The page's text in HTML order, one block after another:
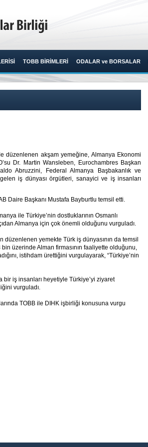
TOBB BİRİMLERİ ODALAR ve BORSALAR
düzenlenen akşam yemeğine, Almanya Ekonomi
Dr. Martin Wansleben, Eurochambres Başkan
Abruzzini, Federal Almanya Başbakanlık ve
iş dünyası örgütleri, sanayici ve iş insanları
Daire Başkanı Mustafa Bayburtlu temsil etti.
ile Türkiye’nin dostluklarının Osmanlı
Almanya için çok önemli olduğunu vurguladı.
yemekte Türk iş dünyasının da temsil
üzerinde Alman firmasının faaliyette olduğunu,
istihdam ürettiğini vurgulayarak, “Türkiye’nin
bir iş insanları heyetiyle Türkiye’yi ziyaret
vurguladı.
TOBB ile DIHK işbirliği konusuna vurgu